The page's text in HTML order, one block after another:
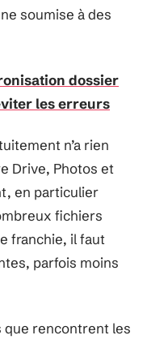
soumise à des
dossier
les erreurs
n’a rien
Drive, Photos et
en particulier
fichiers
franchie, il faut
parfois moins
que rencontrent les